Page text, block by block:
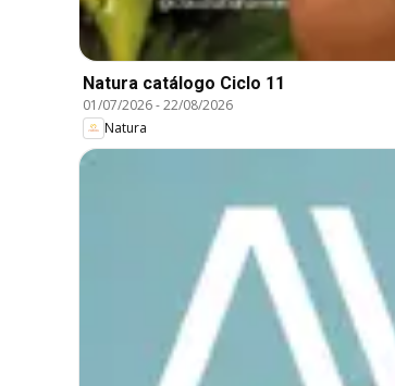
Natura catálogo Ciclo 11
01/07/2026-22/08/2026
Natura